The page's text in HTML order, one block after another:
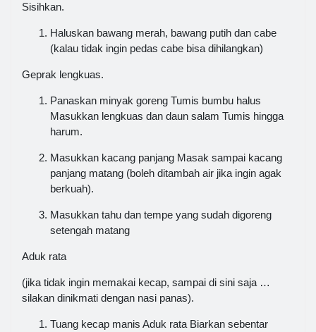
Sisihkan.
Haluskan bawang merah, bawang putih dan cabe
(kalau tidak ingin pedas cabe bisa dihilangkan)
Geprak lengkuas.
Panaskan minyak goreng Tumis bumbu halus
Masukkan lengkuas dan daun salam Tumis hingga
harum.
Masukkan kacang panjang Masak sampai kacang
panjang matang (boleh ditambah air jika ingin agak
berkuah).
Masukkan tahu dan tempe yang sudah digoreng
setengah matang
Aduk rata
(jika tidak ingin memakai kecap, sampai di sini saja …
silakan dinikmati dengan nasi panas).
Tuang kecap manis Aduk rata Biarkan sebentar